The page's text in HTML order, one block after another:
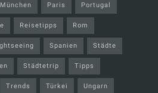
München Paris Portugal
Reisetipps Rom
Spanien Städte
Städtetrip Tipps
Trends Türkei Ungarn